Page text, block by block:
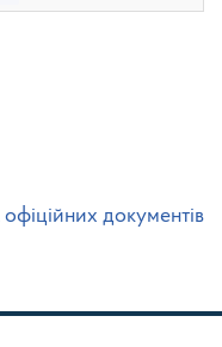
документів